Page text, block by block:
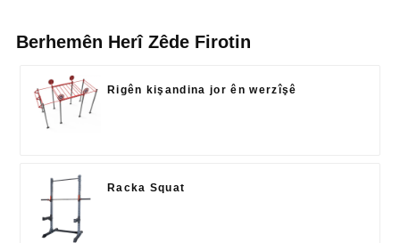
Berhemên Herî Zêde Firotin
Rigên kişandina jor ên werzîşê
Racka Squat